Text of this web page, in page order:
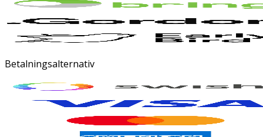
Betalningsalternativ